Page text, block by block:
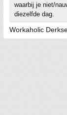
waarbij je niet/
diezelfde dag.
Workaholic